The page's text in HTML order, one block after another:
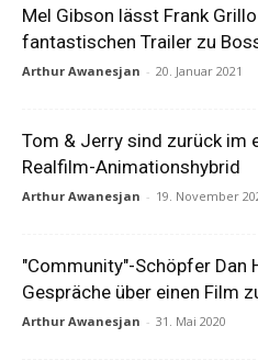
Mel Gibson lässt Frank
fantastischen Trailer zu
Arthur Awanesjan - 20. Januar 2021
Tom & Jerry sind zurück im
Realfilm-Animationshybrid
Arthur Awanesjan - 19. November
"Community"-Schöpfer Dan
Gespräche über einen Film
Arthur Awanesjan - 31. Mai 2020